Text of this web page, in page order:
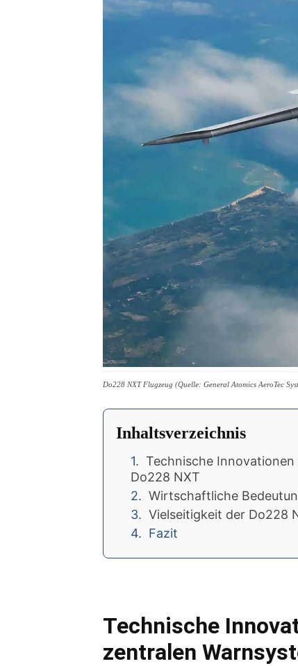
Do228 NXT Flugzeug (Quelle: General Atomics AeroTec
Inhaltsverzeichnis
Technische
Do228 NXT
Wirtschaftliche
Vielseitigkeit der Do228
Fazit
Technische
zentralen